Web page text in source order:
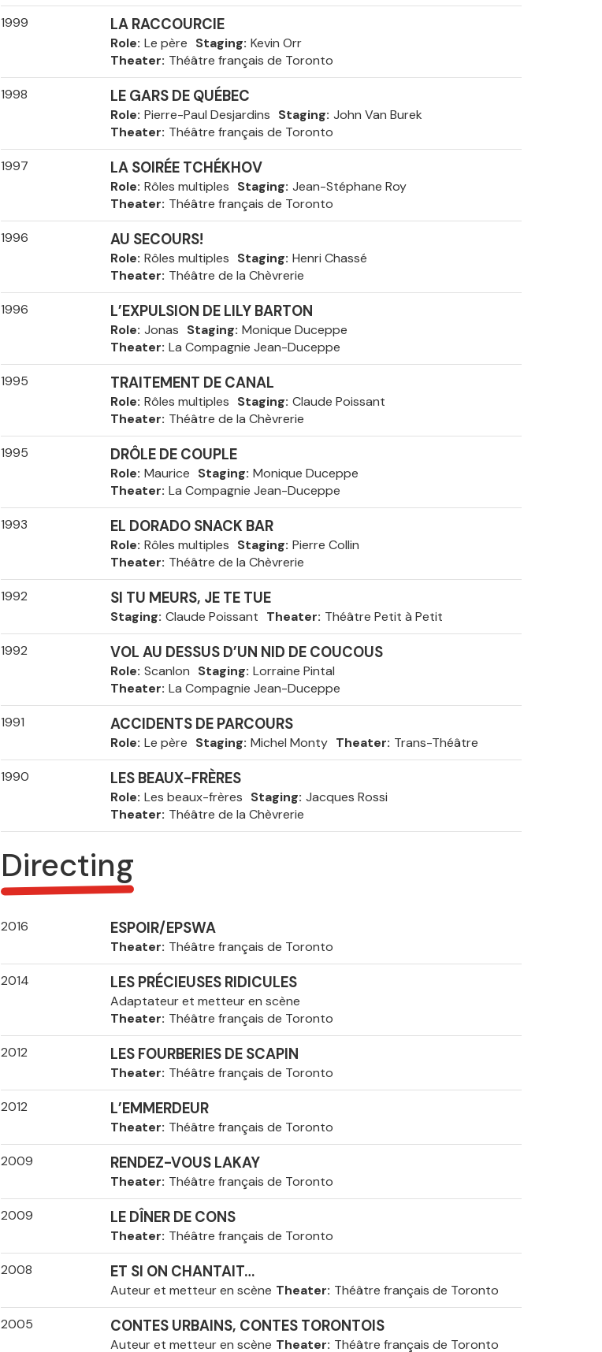
1999 LA RACCOURCIE
Role Le père Staging Kevin Orr
Theater Théâtre français de Toronto
1998 LE GARS DE QUÉBEC
Role Pierre-Paul Desjardins Staging John Van Burek
Theater Théâtre français de Toronto
1997 LA SOIRÉE TCHÉKHOV
Role Rôles multiples Staging Jean-Stéphane Roy
Theater Théâtre français de Toronto
1996 AU SECOURS!
Role Rôles multiples Staging Henri Chassé
Theater Théâtre de la Chèvrerie
1996 L’EXPULSION DE LILY BARTON
Role Jonas Staging Monique Duceppe
Theater La Compagnie Jean-Duceppe
1995 TRAITEMENT DE CANAL
Role Rôles multiples Staging Claude Poissant
Theater Théâtre de la Chèvrerie
1995 DRÔLE DE COUPLE
Role Maurice Staging Monique Duceppe
Theater La Compagnie Jean-Duceppe
1993 EL DORADO SNACK BAR
Role Rôles multiples Staging Pierre Collin
Theater Théâtre de la Chèvrerie
1992 SI TU MEURS, JE TE TUE
Staging Claude Poissant Theater Théâtre Petit à Petit
1992 VOL AU DESSUS D’UN NID DE COUCOUS
Role Scanlon Staging Lorraine Pintal
Theater La Compagnie Jean-Duceppe
1991 ACCIDENTS DE PARCOURS
Role Le père Staging Michel Monty Theater Trans-Théâtre
1990 LES BEAUX-FRÈRES
Role Les beaux-frères Staging Jacques Rossi
Theater Théâtre de la Chèvrerie
Directing
2016 ESPOIR/EPSWA
Theater Théâtre français de Toronto
2014 LES PRÉCIEUSES RIDICULES
Adaptateur et metteur en scène
Theater Théâtre français de Toronto
2012 LES FOURBERIES DE SCAPIN
Theater Théâtre français de Toronto
2012 L’EMMERDEUR
Theater Théâtre français de Toronto
2009 RENDEZ-VOUS LAKAY
Theater Théâtre français de Toronto
2009 LE DÎNER DE CONS
Theater Théâtre français de Toronto
2008 ET SI ON CHANTAIT…
Auteur et metteur en scène Theater Théâtre français de Toronto
2005 CONTES URBAINS, CONTES TORONTOIS
Auteur et metteur en scène Theater Théâtre français de Toronto